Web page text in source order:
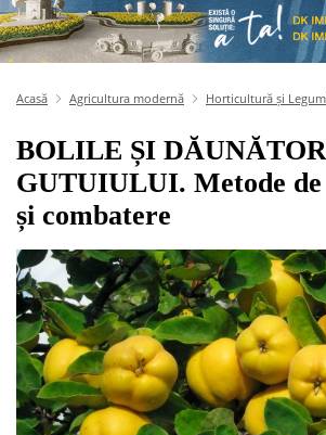
Acasă Agricultura modernă Horticultură și
BOLILE ȘI
GUTUIULUI. Metode
și combatere